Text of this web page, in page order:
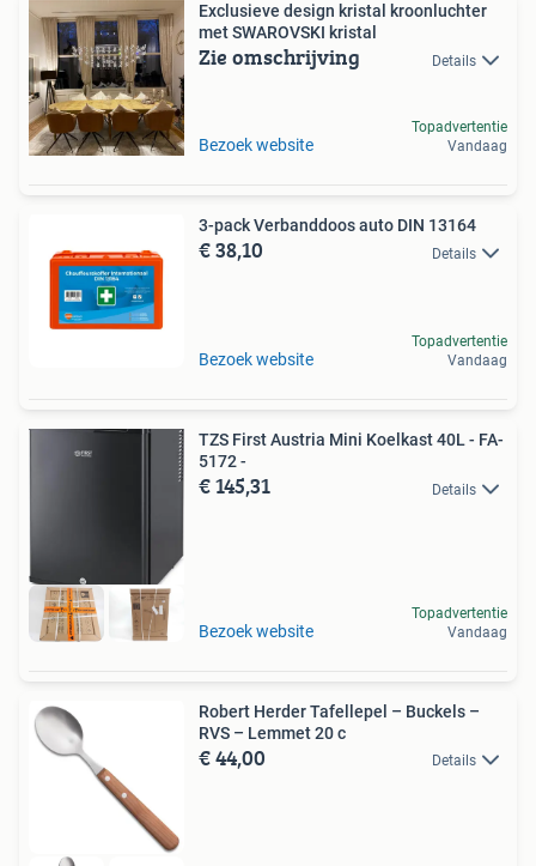
Exclusieve design kristal kroonluchter
met SWAROVSKI kristal
Zie omschrijving Details
Bezoek website
Topadvertentie
Vandaag
3-pack Verbanddoos auto DIN 13164
€ 38,10 Details
Bezoek website
Topadvertentie
Vandaag
TZS First Austria Mini Koelkast 40L - FA-
5172 -
€ 145,31 Details
Bezoek website
Topadvertentie
Vandaag
Robert Herder Tafellepel – Buckels –
RVS – Lemmet 20 c
€ 44,00 Details